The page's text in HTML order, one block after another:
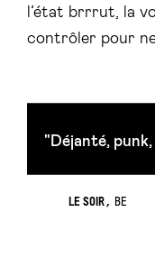
l’état brrrut, la
contrôler pour ne
"Déjanté,
LE SOIR BE